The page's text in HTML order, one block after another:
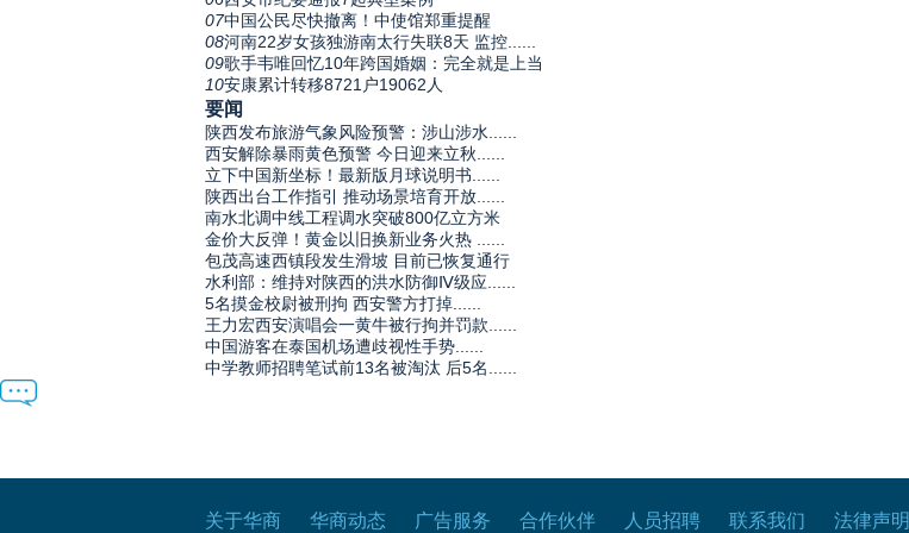
07中国公民尽快撤离！中使馆郑重提醒
08河南22岁女孩独游南太行失联8天 监控......
09歌手韦唯回忆10年跨国婚姻：完全就是上当
10安康累计转移8721户19062人
要闻
陕西发布旅游气象风险预警：涉山涉水......
西安解除暴雨黄色预警 今日迎来立秋......
立下中国新坐标！最新版月球说明书......
陕西出台工作指引 推动场景培育开放......
南水北调中线工程调水突破800亿立方米
金价大反弹！黄金以旧换新业务火热 ......
包茂高速西镇段发生滑坡 目前已恢复通行
水利部：维持对陕西的洪水防御Ⅳ级应......
5名摸金校尉被刑拘 西安警方打掉......
王力宏西安演唱会一黄牛被行拘并罚款......
中国游客在泰国机场遭歧视性手势......
中学教师招聘笔试前13名被淘汰 后5名......
关于华商 华商动态 广告服务 合作伙伴 人员招聘 联系我们 法律声明